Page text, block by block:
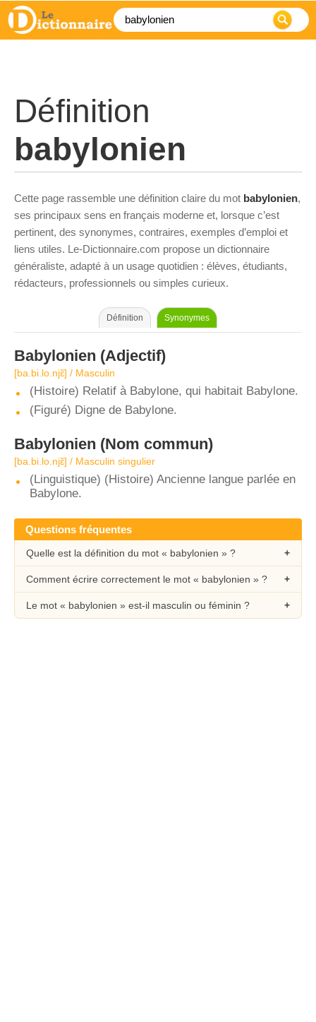
Définition
babylonien
Cette page rassemble une définition claire du mot babylonien,
ses principaux sens en français moderne et, lorsque c’est
pertinent, des synonymes, contraires, exemples d’emploi et
liens utiles. Le-Dictionnaire.com propose un dictionnaire
généraliste, adapté à un usage quotidien : élèves, étudiants,
rédacteurs, professionnels ou simples curieux.
Définition Synonymes
Babylonien (Adjectif)
[ba.bi.lo.njɛ̃] / Masculin
(Histoire) Relatif à Babylone, qui habitait Babylone.
(Figuré) Digne de Babylone.
Babylonien (Nom commun)
[ba.bi.lo.njɛ̃] / Masculin singulier
(Linguistique) (Histoire) Ancienne langue parlée en
Babylone.
Questions fréquentes
Quelle est la définition du mot « babylonien » ?
Comment écrire correctement le mot « babylonien » ?
Le mot « babylonien » est-il masculin ou féminin ?